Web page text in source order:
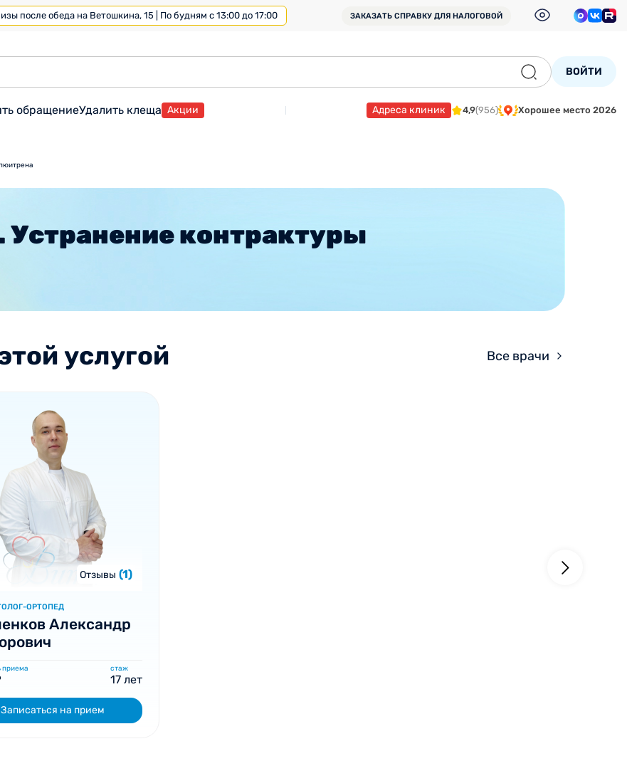
после обеда на Ветошкина, 15 | По будням с 13:00 до 17:00 ЗАКАЗАТЬ СПРАВКУ ДЛЯ НАЛОГОВОЙ
ВОЙТИ
обращениеУдалить клеща Акции Адреса клиник 4,9(956) Хорошее место 2026
контрактуры
услугой Все врачи
Отзывы (1)
ОРТОПЕД
Александр
приема стаж
17 лет
Записаться на прием